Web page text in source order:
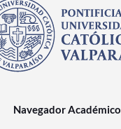
Navegador Académico